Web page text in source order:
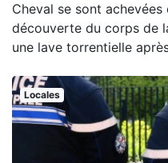
Cheval se sont
découverte du corps de
une lave torrentielle
Locales